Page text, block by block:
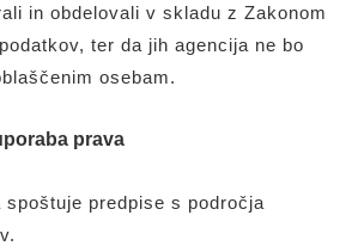
in obdelovali v skladu z Zakonom
ter da jih agencija ne bo
osebam.
prava
predpise s področja